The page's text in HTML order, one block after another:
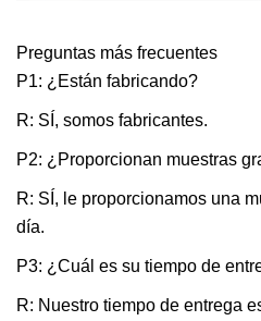
Preguntas más frecuentes
P1: ¿Están fabricando?
R: SÍ, somos fabricantes.
P2: ¿Proporcionan muestras
R: SÍ, le proporcionamos una
día.
P3: ¿Cuál es su tiempo de
R: Nuestro tiempo de entrega